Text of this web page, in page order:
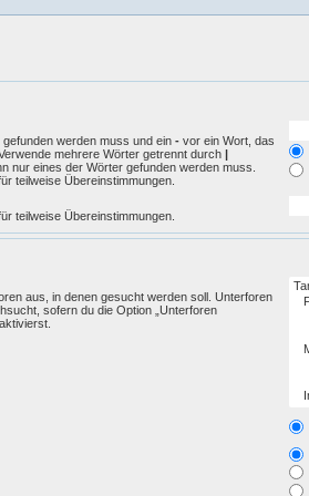
werden muss und ein - vor ein Wort, das
mehrere Wörter getrennt durch |
nur eines der Wörter gefunden werden muss.
teilweise Übereinstimmungen.
teilweise Übereinstimmungen.
aus, in denen gesucht werden soll. Unterforen
sofern du die Option „Unterforen